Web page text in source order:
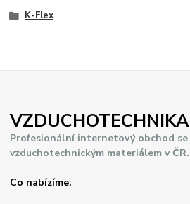
K-Flex
VZDUCHOTECHNIKA
Profesionální internetový obchod se
vzduchotechnickým materiálem v ČR.
Co nabízíme: